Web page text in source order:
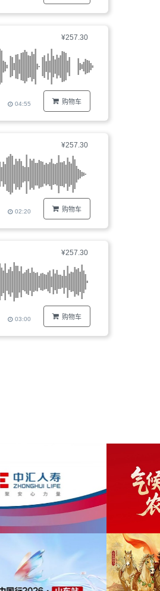
¥257.30
购物车
04:55
¥257.30
购物车
02:20
¥257.30
购物车
03:00